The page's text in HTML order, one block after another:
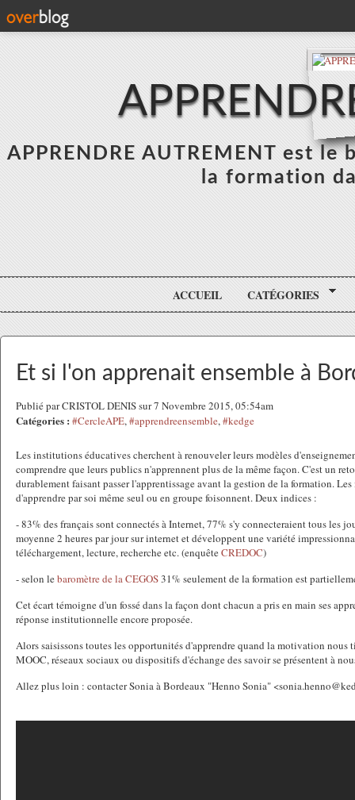
APPRENDRE AUTREMENT est
la formation
ACCUEIL CATÉGORIES
Et si l'on apprenait ensemble à
Publié par CRISTOL DENIS sur 7 Novembre 2015, 05:54am
Catégories : #CercleAPE,#apprendreensemble,#kedge
Les institutions éducatives cherchent à renouveler leurs modèles
comprendre que leurs publics n'apprennent plus de la même façon. C'est un
durablement faisant passer l'apprentissage avant la gestion de la formation.
d'apprendre par soi même seul ou en groupe foisonnent. Deux indices :
- 83% des français sont connectés à Internet, 77% s'y connecteraient tous les
moyenne 2 heures par jour sur internet et développent une variété
téléchargement, lecture, recherche etc. (enquêteCREDOC)
- selon lebaromètre de la CEGOS31% seulement de la formation est
Cet écart témoigne d'un fossé dans la façon dont chacun a pris en main ses
réponse institutionnelle encore proposée.
Alors saisissons toutes les opportunités d'apprendre quand la motivation nous
MOOC, réseaux sociaux ou dispositifs d'échange des savoir se présentent à
Allez plus loin : contacter Sonia à Bordeaux "Henno Sonia"